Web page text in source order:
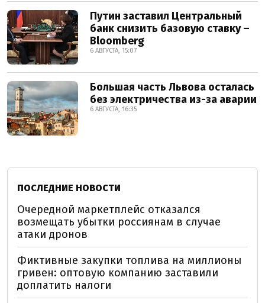
Путин заставил Центральный
банк снизить базовую ставку –
Bloomberg
6 АВГУСТА, 15:07
Большая часть Львова осталась
без электричества из-за аварии
6 АВГУСТА, 16:35
ПОСЛЕДНИЕ НОВОСТИ
Очередной маркетплейс отказался
возмещать убытки россиянам в случае
атаки дронов
Фиктивные закупки топлива на миллионы
гривен: оптовую компанию заставили
доплатить налоги